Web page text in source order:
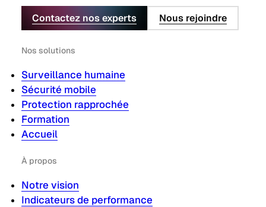
Contactez nos experts Nous rejoindre
Nos solutions
Surveillance humaine
Sécurité mobile
Protection rapprochée
Formation
Accueil
À propos
Notre vision
Indicateurs de performance